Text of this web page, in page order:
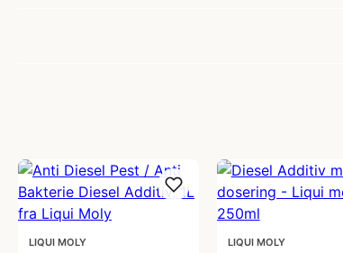
LIQUI MOLY LIQUI MOLY